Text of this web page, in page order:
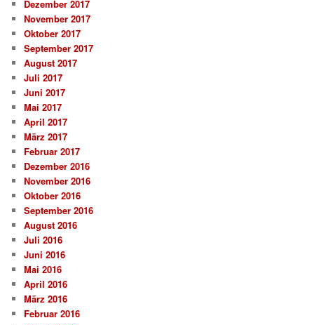
Dezember 2017
November 2017
Oktober 2017
September 2017
August 2017
Juli 2017
Juni 2017
Mai 2017
April 2017
März 2017
Februar 2017
Dezember 2016
November 2016
Oktober 2016
September 2016
August 2016
Juli 2016
Juni 2016
Mai 2016
April 2016
März 2016
Februar 2016